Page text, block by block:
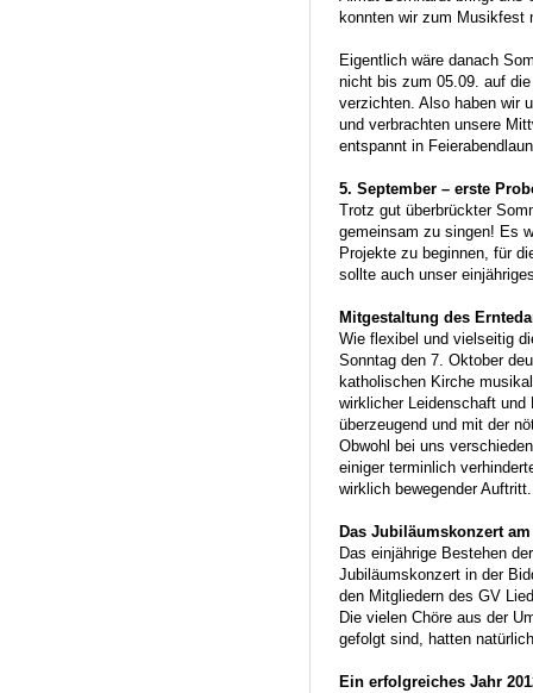
konnten wir zum Musikfest
Eigentlich wäre danach
nicht bis zum 05.09. auf
verzichten. Also haben wir
und verbrachten unsere
entspannt in
5. September – erste
Trotz gut überbrückter
gemeinsam zu singen! Es
Projekte zu beginnen, für
sollte auch unser
Mitgestaltung des
Wie flexibel und vielseitig
Sonntag den 7. Oktober
katholischen Kirche
wirklicher Leidenschaft
überzeugend und mit der
Obwohl bei uns
einiger terminlich
wirklich bewegender Auftritt.
Das Jubiläumskonzert
Das einjährige Bestehen
Jubiläumskonzert in der
den Mitgliedern des GV
Die vielen Chöre aus der
gefolgt sind, hatten
Ein erfolgreiches Jahr